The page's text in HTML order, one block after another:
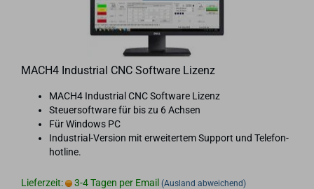
MACH4 In­dus­tri­al CNC Soft­ware Li­zenz
MACH4 In­dus­tri­al CNC Soft­ware Li­zenz
Steu­er­soft­ware für bis zu 6 Ach­sen
Für Win­dows PC
Industrial-​Version mit er­wei­ter­tem Sup­port und Te­le­fon­
hot­line.
Lieferzeit: 3-4 Tagen per Email (Ausland abweichend)